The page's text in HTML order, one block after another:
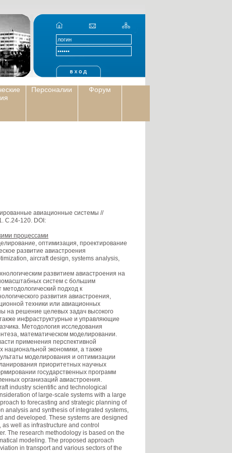
Персоналии Форум
авиационные системы //
С.24-120. DOI:
процессами
оптимизация, проектирование
развитие авиастроения
aircraft design, systems analysis,
развитием авиастроения на
систем с большим
подход к
развития авиастроения,
техники или авиационных
на решение целевых задач высокого
инфраструктурные и управляющие
Методология исследования
математическом моделировании.
применения перспективной
национальной экономики, а также
моделирования и оптимизации
приоритетных научных
государственных программ
организаций авиастроения.
industry scientific and technological
of large-scale systems with a large
to forecasting and strategic planning of
analysis and synthesis of integrated systems,
and developed. These systems are designed
well as infrastructure and control
The research methodology is based on the
modeling. The proposed approach
in transport and various sectors of the